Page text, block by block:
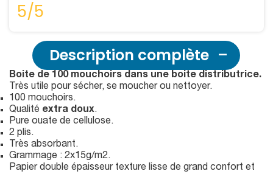
5/5
Description complète
Boite de 100 mouchoirs dans une boite distributrice.
Très utile pour sécher, se moucher ou nettoyer.
100 mouchoirs.
Qualité extra doux.
Pure ouate de cellulose.
2 plis.
Très absorbant.
Grammage : 2x15g/m2.
Papier double épaisseur texture lisse de grand confort et